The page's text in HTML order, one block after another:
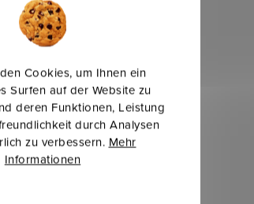
Cookies, um Ihnen ein
Surfen auf der Website zu
deren Funktionen, Leistung
durch Analysen
zu verbessern. Mehr
Informationen